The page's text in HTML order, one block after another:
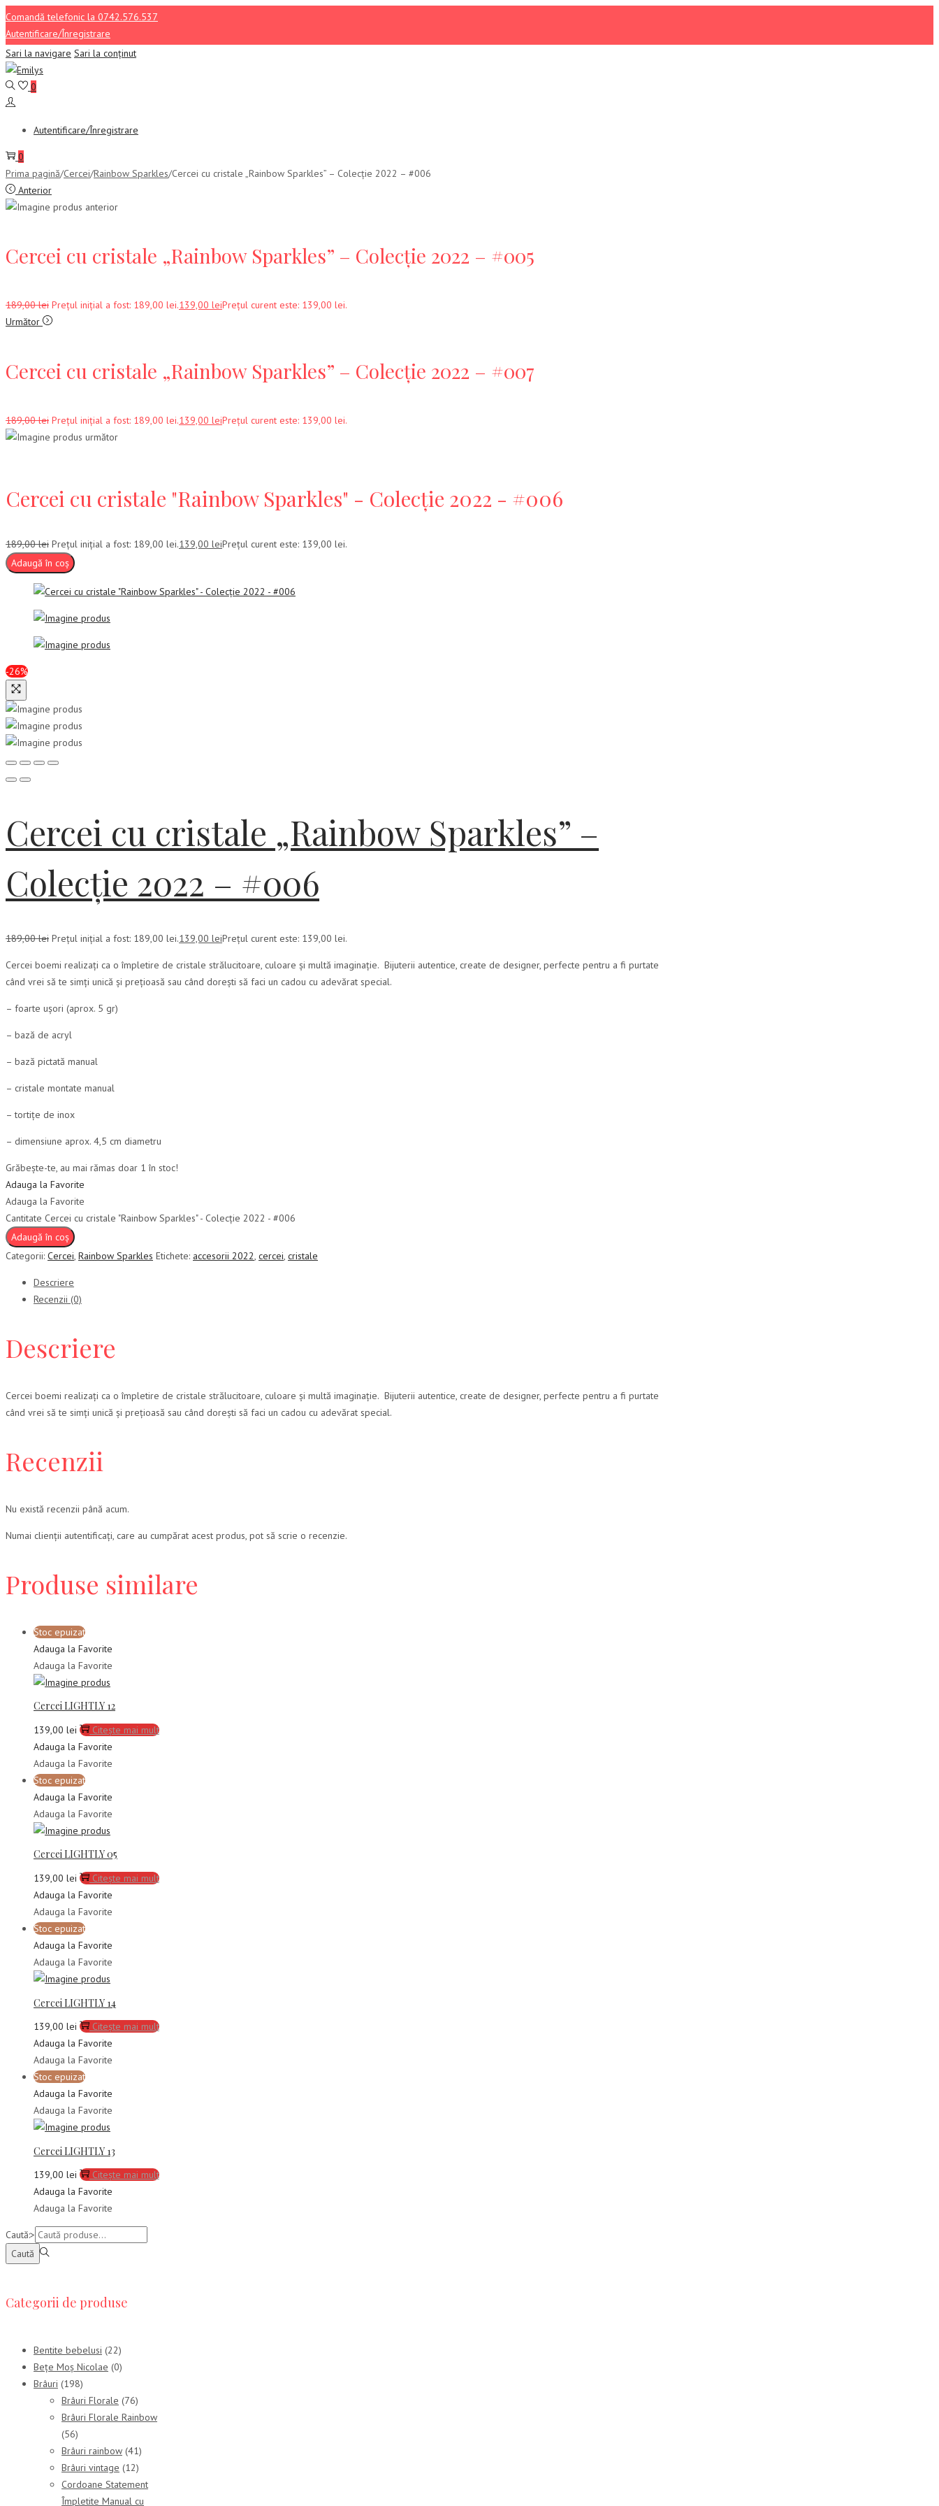
Comandă telefonic la 0742.576.537
Autentificare/Înregistrare
Sari la navigare Sari la conținut
0
Autentificare/Înregistrare
0
Prima pagină/Cercei/Rainbow Sparkles/Cercei cu cristale „Rainbow Sparkles” – Colecție 2022 – #006
Anterior
Cercei cu cristale „Rainbow Sparkles” – Colecție 2022 – #005
189,00lei Prețul inițial a fost: 189,00 lei.139,00 leiPrețul curent este: 139,00 lei.
Următor
Cercei cu cristale „Rainbow Sparkles” – Colecție 2022 – #007
189,00lei Prețul inițial a fost: 189,00 lei.139,00 leiPrețul curent este: 139,00 lei.
Cercei cu cristale "Rainbow Sparkles" - Colecție 2022 - #006
189,00lei Prețul inițial a fost: 189,00 lei.139,00 leiPrețul curent este: 139,00 lei.
Adaugă în coș
-26%
Cercei cu cristale „Rainbow Sparkles” –
Colecție 2022 – #006
189,00lei Prețul inițial a fost: 189,00 lei.139,00 leiPrețul curent este: 139,00 lei.
Cercei boemi realizați ca o împletire de cristale strălucitoare, culoare și multă imaginație. Bijuterii autentice, create de designer, perfecte pentru a fi purtate
când vrei să te simți unică și prețioasă sau când dorești să faci un cadou cu adevărat special.
– foarte ușori (aprox. 5 gr)
– bază de acryl
– bază pictată manual
– cristale montate manual
– tortițe de inox
– dimensiune aprox. 4,5 cm diametru
Grăbește-te, au mai rămas doar 1 în stoc!
Adauga la Favorite
Adauga la Favorite
Cantitate Cercei cu cristale "Rainbow Sparkles" - Colecție 2022 - #006
Adaugă în coș
Categorii: Cercei, Rainbow Sparkles Etichete: accesorii 2022, cercei, cristale
Descriere
Recenzii (0)
Descriere
Cercei boemi realizați ca o împletire de cristale strălucitoare, culoare și multă imaginație. Bijuterii autentice, create de designer, perfecte pentru a fi purtate
când vrei să te simți unică și prețioasă sau când dorești să faci un cadou cu adevărat special.
Recenzii
Nu există recenzii până acum.
Numai clienții autentificați, care au cumpărat acest produs, pot să scrie o recenzie.
Produse similare
Stoc epuizat
Adauga la Favorite
Adauga la Favorite
Cercei LIGHTLY 12
139,00 lei
Citește mai mult
Adauga la Favorite
Adauga la Favorite
Stoc epuizat
Adauga la Favorite
Adauga la Favorite
Cercei LIGHTLY 05
139,00 lei
Citește mai mult
Adauga la Favorite
Adauga la Favorite
Stoc epuizat
Adauga la Favorite
Adauga la Favorite
Cercei LIGHTLY 14
139,00 lei
Citește mai mult
Adauga la Favorite
Adauga la Favorite
Stoc epuizat
Adauga la Favorite
Adauga la Favorite
Cercei LIGHTLY 13
139,00 lei
Citește mai mult
Adauga la Favorite
Adauga la Favorite
Caută:>
Caută
Categorii de produse
Bentite bebelusi (22)
Bețe Moș Nicolae (0)
Brâuri (198)
Brâuri Florale (76)
Brâuri Florale Rainbow
(56)
Brâuri rainbow (41)
Brâuri vintage (12)
Cordoane Statement
Împletite Manual cu